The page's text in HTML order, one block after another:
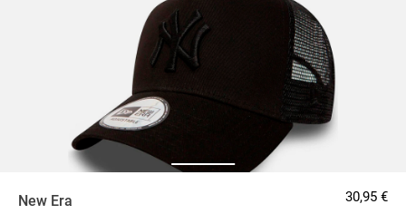
New Era
30,95 €